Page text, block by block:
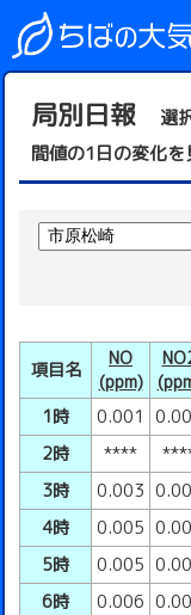
局別日報
選
間値の1日の変化を
項目名
NO
(ppm)
1時
0.001
2時
****
3時
0.003
4時
0.005
5時
0.005
6時
0.006